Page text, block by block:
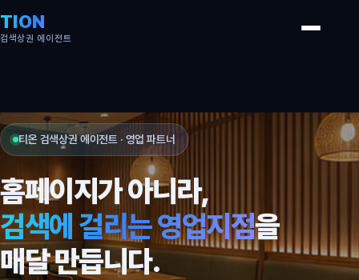
TION
검색상권 에이전트
티온 검색상권 에이전트 · 영업 파트너
홈페이지가 아니라,
검색에 걸리는 영업지점을
매달 만듭니다.